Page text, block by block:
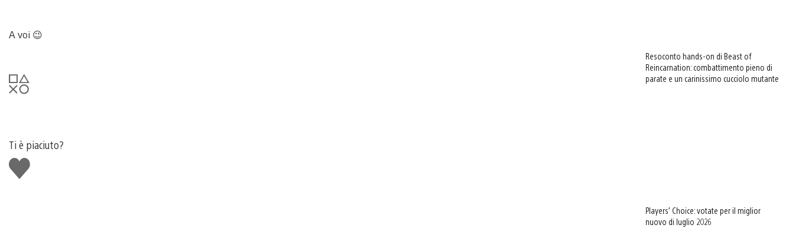
A voi 😉
Ti è piaciuto?
Mi
piace
Resoconto hands-on di Beast of
Reincarnation: combattimento pieno di
parate e un carinissimo cucciolo mutante
Players’ Choice: votate per il miglior
nuovo di luglio 2026